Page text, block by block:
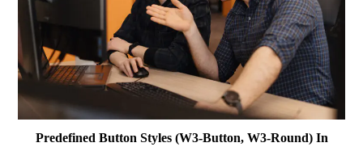
Predefined Button Styles (w3-Button, W3-Round) In